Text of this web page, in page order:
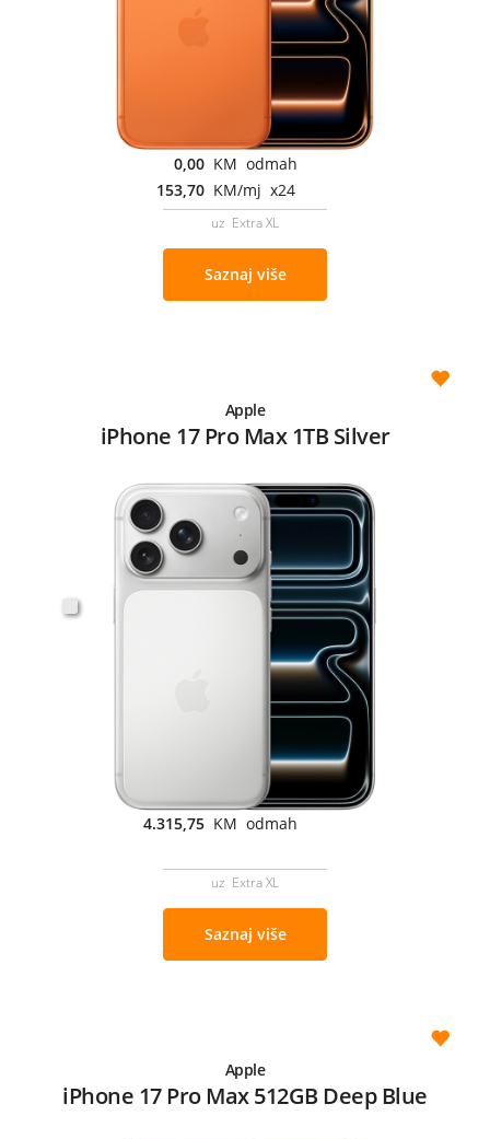
0,00 KM odmah
153,70 KM/mj x24
uz Extra XL
Saznaj više
Apple
iPhone 17 Pro Max 1TB Silver
4.315,75 KM odmah
uz Extra XL
Saznaj više
Apple
iPhone 17 Pro Max 512GB Deep Blue